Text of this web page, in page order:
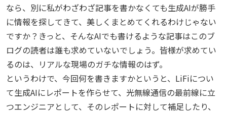
なら、別に私がわざわざ記事を書かなくても生成AIが勝手
に情報を探してきて、美しくまとめてくれるわけじゃない
ですか？きっと、そんなAIでも書けるような記事はこのブ
ログの読者は誰も求めていないでしょう。皆様が求めてい
るのは、リアルな現場のガチな情報のはず。
というわけで、今回何を書きますかというと、LiFiについ
て生成AIにレポートを作らせて、光無線通信の最前線に立
つエンジニアとして、そのレポートに対して補足したり、